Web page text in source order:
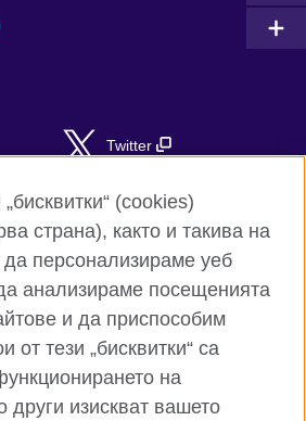
Twitter
YouTube
RSS
съвет
за ползване
(cookies)
страна), както и такива на
да персонализираме уеб
анализираме посещенията
и да приспособим
от тези „бисквитки“ са
на
други изискват вашето